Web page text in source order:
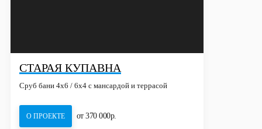
СТАРАЯ КУПАВНА
Сруб бани 4х6 / 6x4 с мансардой и террасой
О ПРОЕКТЕ от 370 000р.